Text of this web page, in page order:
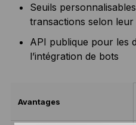
Seuils
transactions selon
API publique pour les
l’intégration de bots
Avantages